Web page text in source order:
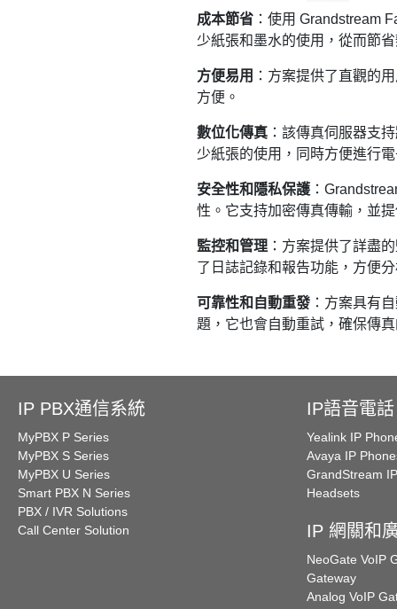
成本節省 ：使用 Grandstream
少紙張和墨水的使用，從而節
方便易用 ：方案提供了直觀的
方便。
數位化傳真 ：該傳真伺服器支
少紙張的使用，同時方便進行
安全性和隱私保護 ：
性。它支持加密傳真傳輸，並
監控和管理 ：方案提供了詳盡
了日誌記錄和報告功能，方便
可靠性和自動重發 ：方案具有
題，它也會自動重試，確保傳
IP PBX通信系統
MyPBX P Series
MyPBX S Series
MyPBX U Series
Smart PBX N Series
PBX / IVR Solutions
Call Center Solution
IP語音電話
Yealink IP
Avaya IP
GrandStream
Headsets
IP 網關和
NeoGate VoIP
Gateway
Analog VoIP